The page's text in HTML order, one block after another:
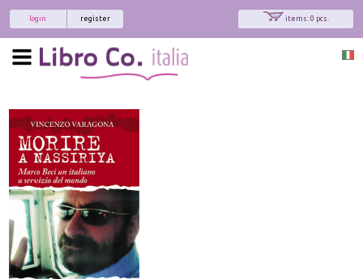
items: 0 pcs.
register
login